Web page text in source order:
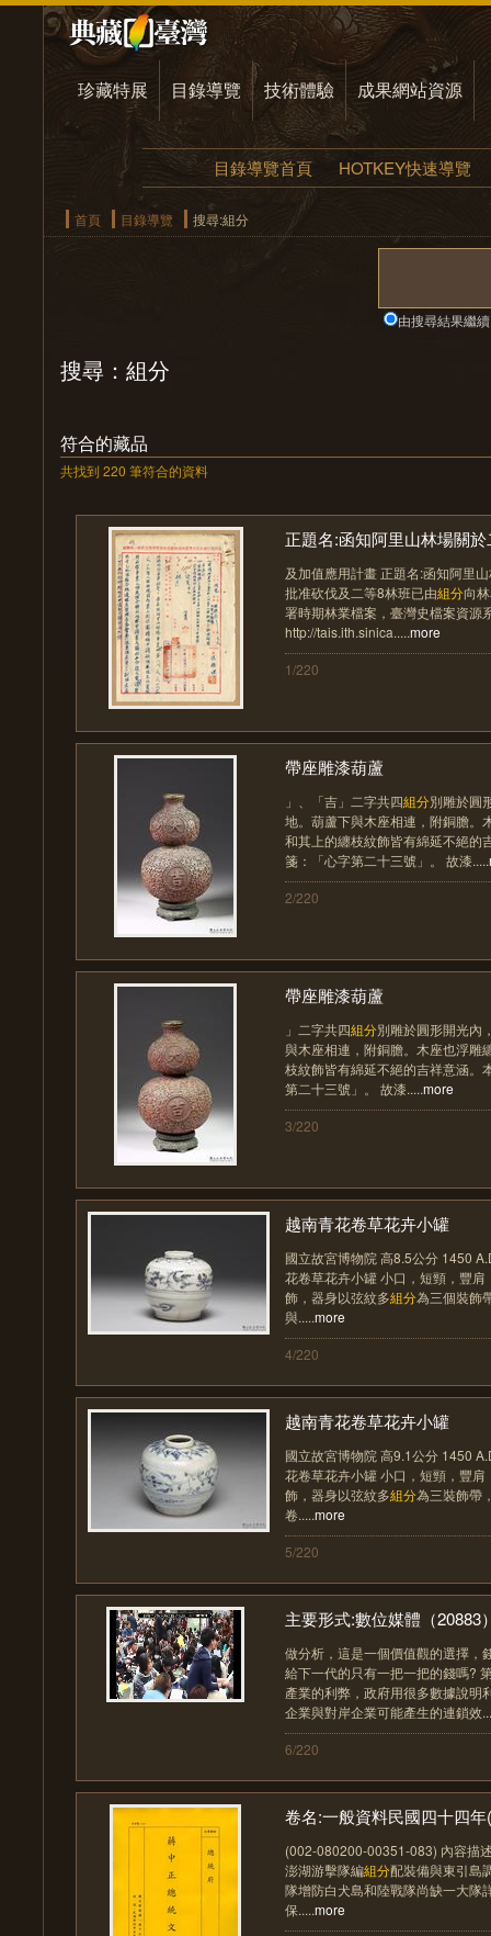
珍藏特展 目錄導覽 技術體驗 成果網站資源
目錄導覽首頁 HOTKEY快速導覽
首頁 目錄導覽 搜尋:組分
由搜尋結果繼續
搜尋：組分
符合的藏品
共找到 220 筆符合的資料
正題名:函知阿里山林場關
及加值應用計畫 正題名:函知阿里
批准砍伐及二等8林班已由組分向
署時期林業檔案，臺灣史檔案資源
http://tais.ith.sinica.....more
1/220
帶座雕漆葫蘆
」、「吉」二字共四組分別雕於圓
地。葫蘆下與木座相連，附銅膽。
和其上的纏枝紋飾皆有綿延不絕的
箋：「心字第二十三號」。 故漆.....
2/220
帶座雕漆葫蘆
」二字共四組分別雕於圓形開光內
與木座相連，附銅膽。木座也浮雕
枝紋飾皆有綿延不絕的吉祥意涵。
第二十三號」。 故漆.....more
3/220
越南青花卷草花卉小罐
國立故宮博物院 高8.5公分 1450
花卷草花卉小罐 小口，短頸，豐
飾，器身以弦紋多組分為三個裝飾
與.....more
4/220
越南青花卷草花卉小罐
國立故宮博物院 高9.1公分 1450
花卷草花卉小罐 小口，短頸，豐
飾，器身以弦紋多組分為三裝飾帶
卷.....more
5/220
主要形式:數位媒體（20883
做分析，這是一個價值觀的選擇，
給下一代的只有一把一把的錢嗎?
產業的利弊，政府用很多數據說明
企業與對岸企業可能產生的連鎖效
6/220
卷名:一般資料民國四十四年
(002-080200-00351-083) 內容描
澎湖游擊隊編組分配裝備與東引島
隊增防白犬島和陸戰隊尚缺一大隊
保.....more